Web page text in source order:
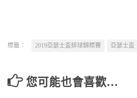
標籤： 2019亞瑟士盃排球錦標賽 亞瑟士盃
您可能也會喜歡…